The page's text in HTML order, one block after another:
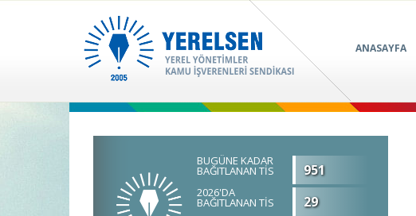
ANASAYFA
BUGÜNE KADAR
BAĞITLANAN TİS 951
2026'DA
BAĞITLANAN TİS 29